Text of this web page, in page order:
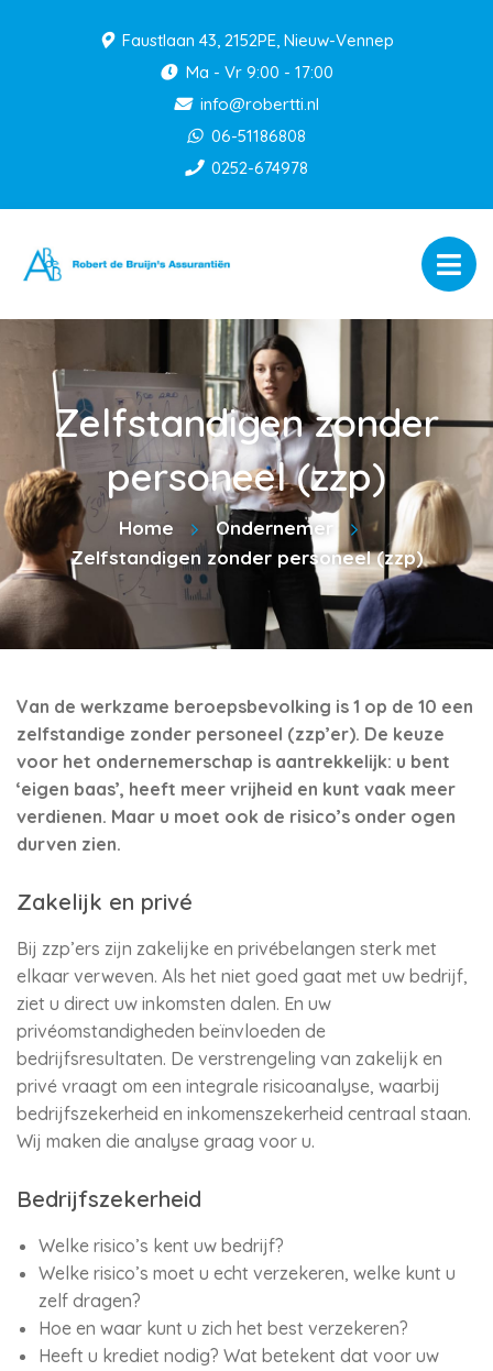
Faustlaan 43, 2152PE, Nieuw-Vennep
Ma - Vr 9:00 - 17:00
info@robertti.nl
06-51186808
0252-674978
Zelfstandigen zonder
personeel (zzp)
Home
Ondernemer
Zelfstandigen zonder personeel (zzp)
Van de werkzame beroepsbevolking is 1 op de 10 een
zelfstandige zonder personeel (zzp’er). De keuze
voor het ondernemerschap is aantrekkelijk: u bent
‘eigen baas’, heeft meer vrijheid en kunt vaak meer
verdienen. Maar u moet ook de risico’s onder ogen
durven zien.
Zakelijk en privé
Bij zzp’ers zijn zakelijke en privébelangen sterk met
elkaar verweven. Als het niet goed gaat met uw bedrijf,
ziet u direct uw inkomsten dalen. En uw
privéomstandigheden beïnvloeden de
bedrijfsresultaten. De verstrengeling van zakelijk en
privé vraagt om een integrale risicoanalyse, waarbij
bedrijfszekerheid en inkomenszekerheid centraal staan.
Wij maken die analyse graag voor u.
Bedrijfszekerheid
Welke risico’s kent uw bedrijf?
Welke risico’s moet u echt verzekeren, welke kunt u
zelf dragen?
Hoe en waar kunt u zich het best verzekeren?
Heeft u krediet nodig? Wat betekent dat voor uw